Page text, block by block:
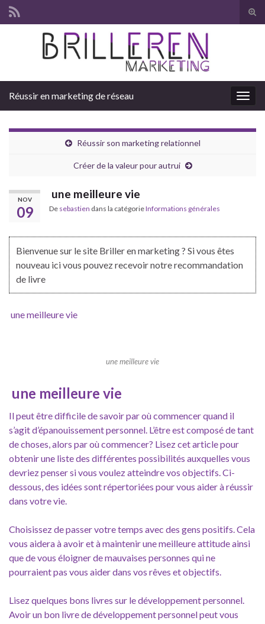
Search for:
Réussir en marketing de réseau
Réussir son marketing relationnel
Créer de la valeur pour autrui
NOV
09
une meilleure vie
De sebastien dans la catégorieInformations générales
Bienvenue sur le site Briller en marketing ? Si vous êtes
nouveau ici vous pouvez recevoir notre recommandation
de livre
une meilleure vie
une meilleure vie
une meilleure vie
Il peut être difficile de savoir par où commencer quand il
s’agit d’épanouissement personnel. L’être est composé de tant
de choses, alors par où commencer? Lisez cet article pour
obtenir une liste des différentes possibilités auxquelles vous
devriez penser si vous voulez atteindre vos objectifs. Ci-
dessous, des idées sont répertoriées pour vous aider à réussir
dans votre vie.
Choisissez de passer votre temps avec des gens positifs. Cela
vous aidera à avoir et à maintenir une meilleure attitude ainsi
que de vous éloigner de mauvaises personnes qui ne
pourraient pas vous aider dans vos rêves et objectifs.
Lisez quelques bons livres sur le développement personnel.
Avoir un bon livre de développement personnel peut vous